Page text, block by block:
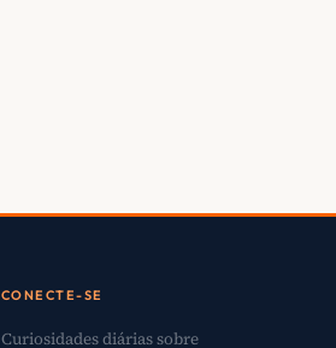
CONECTE-SE
Curiosidades diárias sobre